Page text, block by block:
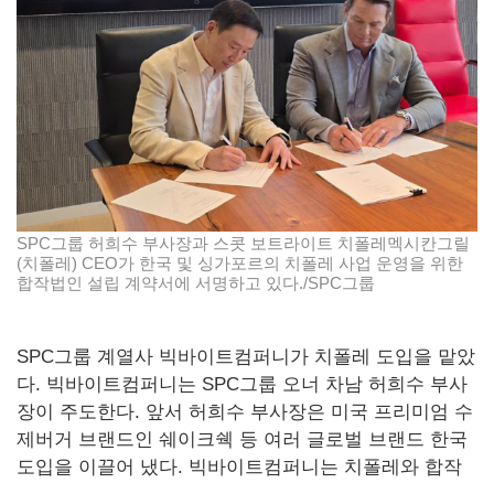
SPC그룹 허희수 부사장과 스콧 보트라이트 치폴레멕시칸그릴
(치폴레) CEO가 한국 및 싱가포르의 치폴레 사업 운영을 위한
합작법인 설립 계약서에 서명하고 있다./SPC그룹
SPC그룹 계열사 빅바이트컴퍼니가 치폴레 도입을 맡았
다. 빅바이트컴퍼니는 SPC그룹 오너 차남 허희수 부사
장이 주도한다. 앞서 허희수 부사장은 미국 프리미엄 수
제버거 브랜드인 쉐이크쉑 등 여러 글로벌 브랜드 한국
도입을 이끌어 냈다. 빅바이트컴퍼니는 치폴레와 합작